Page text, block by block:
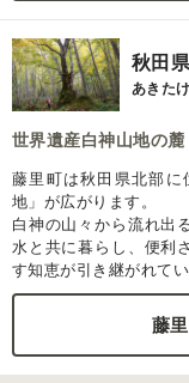
秋田
あきた
世界遺産白神山地の
藤里町は秋田県北部に
地」が広がります。
白神の山々から流れ出
水と共に暮らし、便利
す知恵が引き継がれてい
藤